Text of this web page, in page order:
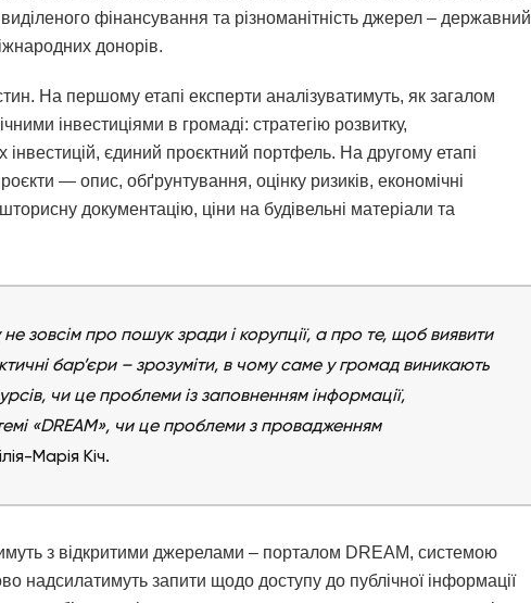
фінансування та різноманітність джерел – державний
донорів.
На першому етапі експерти аналізуватимуть, як загалом
інвестиціями в громаді: стратегію розвитку,
інвестицій, єдиний проєктний портфель. На другому етапі
— опис, обґрунтування, оцінку ризиків, економічні
документацію, ціни на будівельні матеріали та
зовсім про пошук зради і корупції, а про те, щоб виявити
бар’єри – зрозуміти, в чому саме у громад виникають
чи це проблеми із заповненням інформації,
«DREAM», чи це проблеми з провадженням
Марія Кіч.
з відкритими джерелами – порталом DREAM, системою
надсилатимуть запити щодо доступу до публічної інформації